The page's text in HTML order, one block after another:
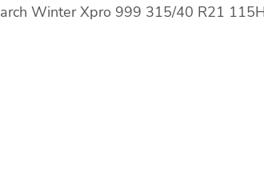
Winter Xpro 999 315/40 R21 115H